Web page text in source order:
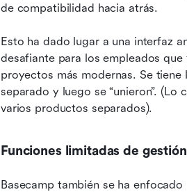
de compatibilidad hacia atrás.
Esto ha dado lugar a una interfaz
desafiante para los empleados
proyectos más modernas. Se
separado y luego se “unieron”.
varios productos separados).
Funciones limitadas de
Basecamp también se ha